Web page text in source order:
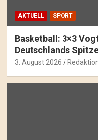
AKTUELL SPORT
Basketball: 3×3
Deutschlands
3. August 2026 Redaktion